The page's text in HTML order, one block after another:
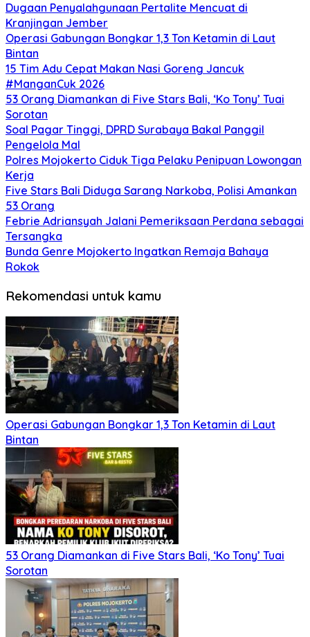
Dugaan Penyalahgunaan Pertalite Mencuat di
Kranjingan Jember
Operasi Gabungan Bongkar 1,3 Ton Ketamin di Laut
Bintan
15 Tim Adu Cepat Makan Nasi Goreng Jancuk
#ManganCuk 2026
53 Orang Diamankan di Five Stars Bali, ‘Ko Tony’ Tuai
Sorotan
Soal Pagar Tinggi, DPRD Surabaya Bakal Panggil
Pengelola Mal
Polres Mojokerto Ciduk Tiga Pelaku Penipuan Lowongan
Kerja
Five Stars Bali Diduga Sarang Narkoba, Polisi Amankan
53 Orang
Febrie Adriansyah Jalani Pemeriksaan Perdana sebagai
Tersangka
Bunda Genre Mojokerto Ingatkan Remaja Bahaya
Rokok
Rekomendasi untuk kamu
Operasi Gabungan Bongkar 1,3 Ton Ketamin di Laut
Bintan
53 Orang Diamankan di Five Stars Bali, ‘Ko Tony’ Tuai
Sorotan